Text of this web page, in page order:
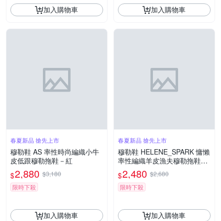
加入購物車 加入購物車
春夏新品 搶先上市
穆勒鞋 AS 率性時尚編織小牛
皮低跟穆勒拖鞋－紅
$2,880 $3,180
限時下殺
加入購物車
春夏新品 搶先上市
穆勒鞋 HELENE_SPARK 慵懶
率性編織羊皮漁夫穆勒拖鞋－
黑
$2,480 $2,680
限時下殺
加入購物車